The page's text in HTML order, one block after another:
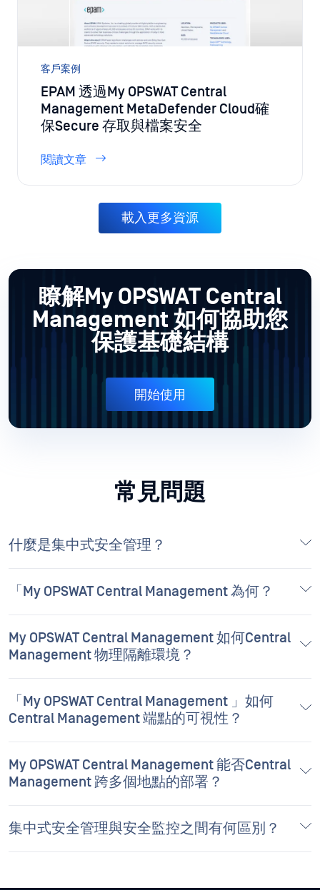
EPAM 透過My OPSWAT Central
Management MetaDefender Cloud確
保Secure 存取與檔案安全
閱讀文章
載入更多資源
瞭解My OPSWAT Central
Management 如何協助您
開始使用
常見問題
My OPSWAT Central Management 如何Central
Management 物理隔離環境？
「My OPSWAT Central Management 」如何
Central Management 端點的可視性？
My OPSWAT Central Management 能否Central
Management 跨多個地點的部署？
集中式安全管理與安全監控之間有何區別？
透過My OPSWAT Central
This website uses tracking technologies, such as cookies, to enable our
website functionalities, to enhance user experience or to analyze
performance and traffic. We may also share information about your use of
allows us to perform targeted advertising and to select ads and content
that will be more relevant to you. By clicking “Accept All,” you agree to
on our website. Click “Reject All” to refuse, or “Manage My Preferences” to
manage your choices. See our Cookie Policy for more details on the how
we process your data through cookies and similar technologies: Cookie
Policy
Manage My Preferences
Reject All
Hey there!
I'm Ozzy, your OPSWAT virtual assistant.
Privacy Policy